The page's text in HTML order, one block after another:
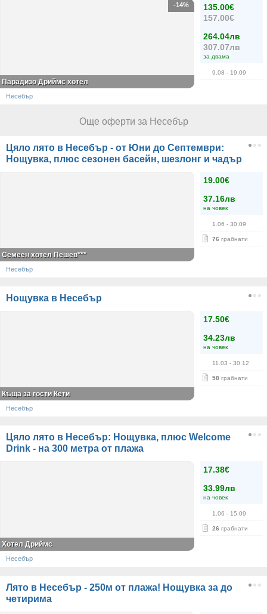
135.00€
157.00€
264.04лв
307.07лв
за двама
9.08 - 19.09
-14%
Парадизо Дриймс хотел
Несебър
Още оферти за Несебър
Цяло лято в Несебър - от Юни до Септември:
Нощувка, плюс сезонен басейн, шезлонг и чадър
19.00€
37.16лв
на човек
1.06 - 30.09
76 грабнати
Семеен хотел Пешев***
Несебър
Нощувка в Несебър
17.50€
34.23лв
на човек
11.03 - 30.12
58 грабнати
Къща за гости Кети
Несебър
Цяло лято в Несебър: Нощувка, плюс Welcome
Drink - на 300 метра от плажа
17.38€
33.99лв
на човек
1.06 - 15.09
26 грабнати
Хотел Дриймс
Несебър
Лято в Несебър - 250м от плажа! Нощувка за до
четирима